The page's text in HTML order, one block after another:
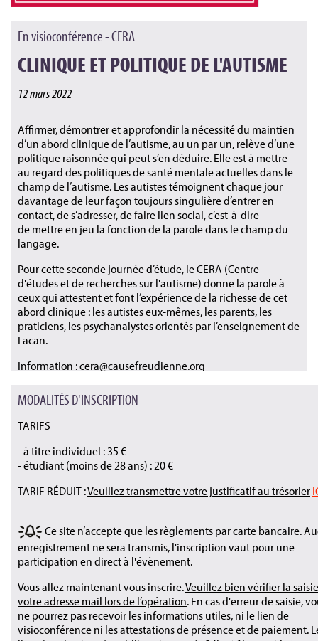
En visioconférence - CERA
CLINIQUE ET POLITIQUE DE L'AUTISME
12 mars 2022
Affirmer, démontrer et approfondir la nécessité du maintien
d’un abord clinique de l’autisme, au un par un, relève d’une
politique raisonnée qui peut s’en déduire. Elle est à mettre
au regard des politiques de santé mentale actuelles dans le
champ de l’autisme. Les autistes témoignent chaque jour
davantage de leur façon toujours singulière d’entrer en
contact, de s’adresser, de faire lien social, c’est-à-dire
de mettre en jeu la fonction de la parole dans le champ du
langage.
Pour cette seconde journée d’étude, le CERA (Centre
d'études et de recherches sur l'autisme) donne la parole à
ceux qui attestent et font l’expérience de la richesse de cet
abord clinique : les autistes eux-mêmes, les parents, les
praticiens, les psychanalystes orientés par l’enseignement de
Lacan.
Information : cera@causefreudienne.org
Téléchargez bientôt l'argument
MODALITÉS D'INSCRIPTION
TARIFS
- à titre individuel : 35 €
- étudiant (moins de 28 ans) : 20 €
TARIF RÉDUIT :Veuillez transmettre votre justificatif au trésorier
Ce site n’accepte que les règlements par carte bancaire.
enregistrement ne sera transmis, l'inscription vaut pour une
participation en direct à l'évènement.
Vous allez maintenant vous inscrire.Veuillez bien vérifier la
votre adresse mail lors de l’opération. En cas d'erreur de saisie,
ne pourrez pas recevoir les informations utiles, ni le lien de
visioconférence ni les attestations de présence et de paiement.